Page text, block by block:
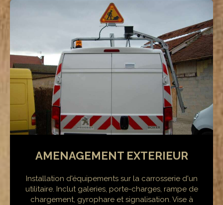
AMENAGEMENT EXTERIEUR
Installation d'équipements sur la carrosserie d'un
utilitaire. Inclut galeries, porte-charges, rampe de
chargement, gyrophare et signalisation. Vise à